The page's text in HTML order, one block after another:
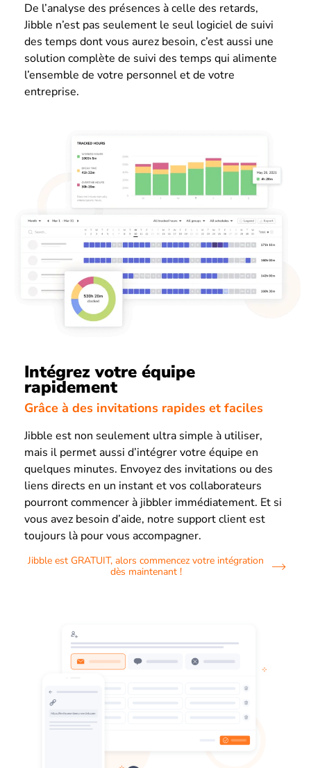
De l’analyse des présences à celle des retards,
Jibble n’est pas seulement le seul logiciel de suivi
des temps dont vous aurez besoin, c’est aussi une
solution complète de suivi des temps qui alimente
l’ensemble de votre personnel et de votre
entreprise.
Intégrez votre équipe
rapidement
Grâce à des invitations rapides et faciles
Jibble est non seulement ultra simple à utiliser,
mais il permet aussi d’intégrer votre équipe en
quelques minutes. Envoyez des invitations ou des
liens directs en un instant et vos collaborateurs
pourront commencer à jibbler immédiatement. Et si
vous avez besoin d’aide, notre support client est
toujours là pour vous accompagner.
Jibble est GRATUIT, alors commencez votre intégration
dès maintenant !